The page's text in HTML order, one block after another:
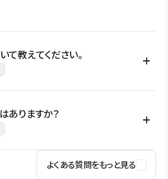
トを活用して更新範囲を設計しておく
くい状態で運用できます。 さらにコン
与えずに更新作業を進めやすくなりま
て教えてください。
サービスを安全に利用できるよう、通信
クセス管理、脆弱性対策など、複数の観
化に対応しており、悪質なスクリプトの
ありますか？
は、ヘルプセンターでご確認いただけま
よくある質問をもっと見る